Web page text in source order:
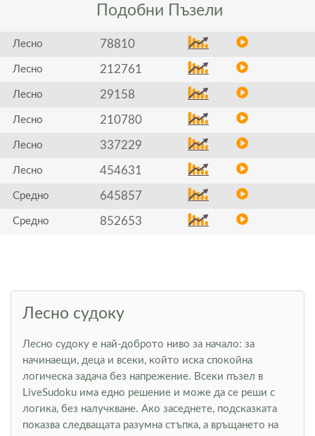
Подобни Пъзели
Лесно 78810
Лесно 212761
Лесно 29158
Лесно 210780
Лесно 337229
Лесно 454631
Средно 645857
Средно 852653
Лесно судоку
Лесно судоку е най-доброто ниво за начало: за
начинаещи, деца и всеки, който иска спокойна
логическа задача без напрежение. Всеки пъзел в
LiveSudoku има едно решение и може да се реши с
логика, без налучкване. Ако заседнете, подсказката
показва следващата разумна стъпка, а връщането на